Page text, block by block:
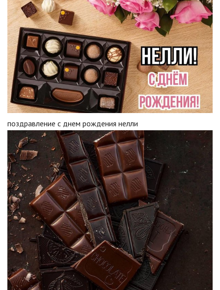
поздравление с днем рождения нелли